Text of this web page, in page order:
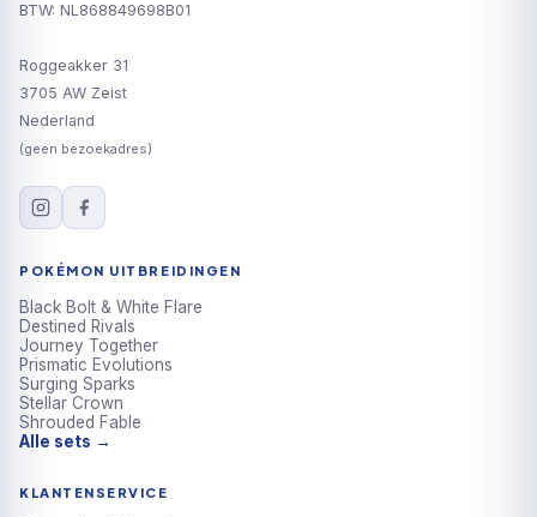
BTW: NL868849698B01
Roggeakker 31
3705 AW Zeist
Nederland
(geen bezoekadres)
POKÉMON UITBREIDINGEN
Black Bolt & White Flare
Destined Rivals
Journey Together
Prismatic Evolutions
Surging Sparks
Stellar Crown
Shrouded Fable
Alle sets →
KLANTENSERVICE